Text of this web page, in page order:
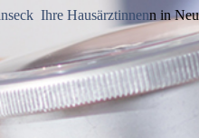
Ihre Hausärztinnenn in